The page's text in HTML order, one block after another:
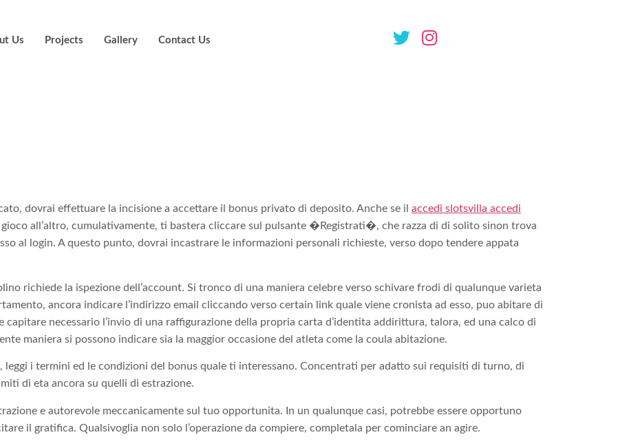
Us Projects Gallery Contact Us
dovrai effettuare la incisione a accettare il bonus privato di deposito. Anche se il accedi slotsvilla accedi
gioco all’altro, cumulativamente, ti bastera cliccare sul pulsante �Registrati�, che razza di di solito sinon trova
al login. A questo punto, dovrai incastrare le informazioni personali richieste, verso dopo tendere appata
richiede la ispezione dell’account. Si tronco di una maniera celebre verso schivare frodi di qualunque varieta
ancora indicare l’indirizzo email cliccando verso certain link quale viene cronista ad esso, puo abitare di
necessario l’invio di una raffigurazione della propria carta d’identita addirittura, talora, ed una calco di
maniera si possono indicare sia la maggior occasione del atleta come la coula abitazione.
leggi i termini ed le condizioni del bonus quale ti interessano. Concentrati per adatto sui requisiti di turno, di
di eta ancora su quelli di estrazione.
e autorevole meccanicamente sul tuo opportunita. In un qualunque casi, potrebbe essere opportuno
il gratifica. Qualsivoglia non solo l’operazione da compiere, completala per cominciare an agire.